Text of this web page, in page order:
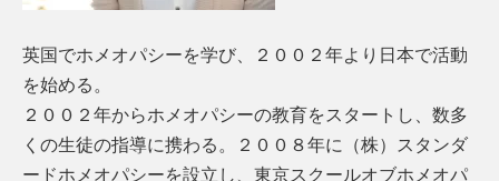
英国でホメオパシーを学び、２００２年より日本で活動
を始める。
２００２年からホメオパシーの教育をスタートし、数多
くの生徒の指導に携わる。２００８年に（株）スタンダ
ードホメオパシーを設立し、東京スクールオブホメオパ